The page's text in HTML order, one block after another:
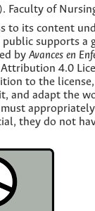
Faculty of
to its content
supports a
by Avances en
4.0
to the
and adapt the
they do not